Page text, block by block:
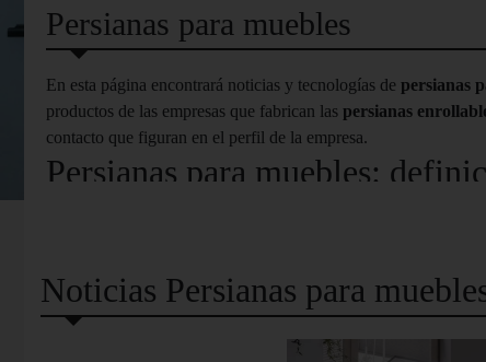
Persianas para muebles
En esta página encontrará noticias y tecnologías de persianas
productos de las empresas que fabrican las persianas
contacto que figuran en el perfil de la empresa.
Persianas para muebles:
son ideales si se dispone de
Noticias Persianas para